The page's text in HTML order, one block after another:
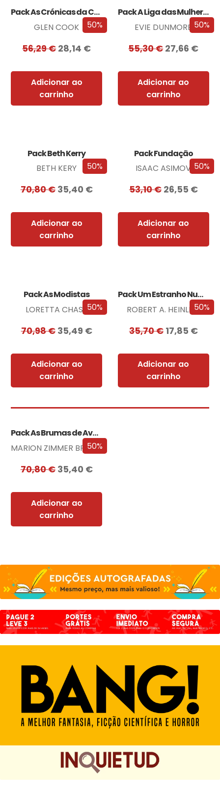
50%
Pack As Crónicas da Companhia Negra
GLEN COOK
56,29€28,14 €
Adicionar ao
carrinho
50%
Pack A Liga das Mulheres Extraordinárias
EVIE DUNMORE
55,30€27,66 €
Adicionar ao
carrinho
50%
Pack Beth Kerry
BETH KERY
70,80€ 35,40 €
Adicionar ao
carrinho
50%
Pack Fundação
ISAAC ASIMOV
53,10€ 26,55 €
Adicionar ao
carrinho
50%
Pack As Modistas
LORETTA CHASE
70,98€ 35,49 €
Adicionar ao
carrinho
50%
Pack Um Estranho Numa Terra Estranha
ROBERT A. HEINLEIN
35,70€ 17,85 €
Adicionar ao
carrinho
50%
Pack As Brumas de Avalon
MARION ZIMMER BRADLEY
70,80€ 35,40 €
Adicionar ao
carrinho